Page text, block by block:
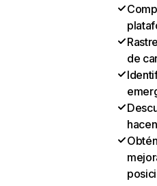
de